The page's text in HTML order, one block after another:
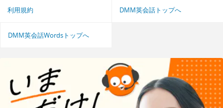
利用規約 DMM英会話トップへ
DMM英会話Wordsトップへ